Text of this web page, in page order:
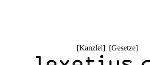
[Kanzlei] [Gesetze]